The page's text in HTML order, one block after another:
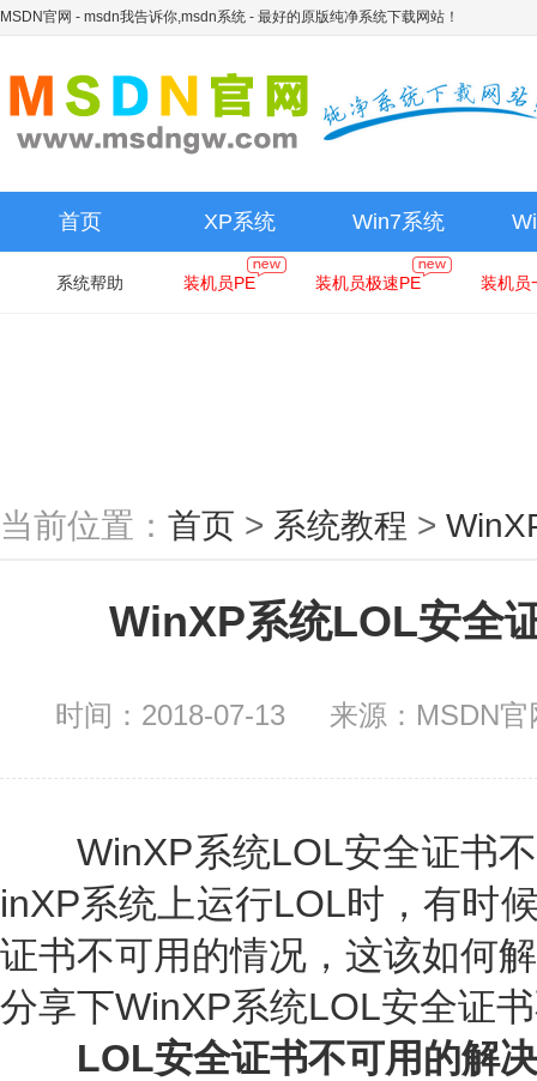
MSDN官网 - msdn我告诉你,msdn系统 - 最好的原版纯净系统下载网站！
首页 XP系统 Win7系统
系统帮助 装机员PE 装机员极速PE 装机员
当前位置： 首页 > 系统教程 >
WinXP系统LOL安全
时间：2018-07-13 来源：MSDN
WinXP系统LOL安全证书不
inXP系统上运行LOL时，有时
证书不可用的情况，这该如何
分享下WinXP系统LOL安全证
LOL安全证书不可用的解决